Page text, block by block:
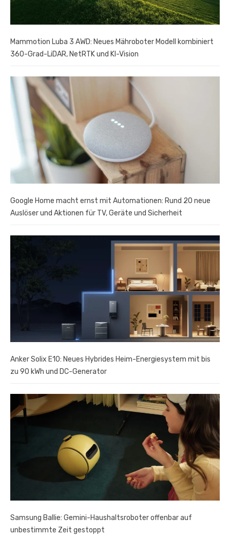
Mammotion Luba 3 AWD: Neues Mähroboter Modell kombiniert
360-Grad-LiDAR, NetRTK und KI-Vision
Google Home macht ernst mit Automationen: Rund 20 neue
Auslöser und Aktionen für TV, Geräte und Sicherheit
Anker Solix E10: Neues Hybrides Heim-Energiesystem mit bis
zu 90 kWh und DC-Generator
Samsung Ballie: Gemini-Haushaltsroboter offenbar auf
unbestimmte Zeit gestoppt